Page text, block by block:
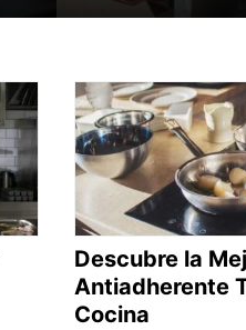
Descubre la
Antiadherente
Cocina